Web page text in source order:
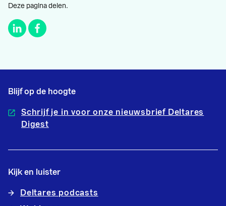
Deze pagina delen.
Blijf op de hoogte
Schrijf je in voor onze nieuwsbrief Deltares
Digest
Kijk en luister
Deltares podcasts